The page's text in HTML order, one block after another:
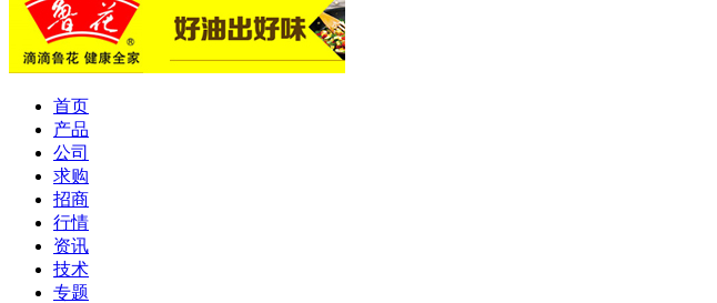
首页
产品
公司
求购
招商
行情
资讯
技术
专题